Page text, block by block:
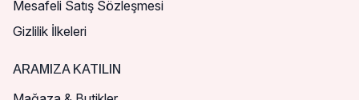
Mesafeli Satış Sözleşmesi
Gizlilik İlkeleri
ARAMIZA KATILIN